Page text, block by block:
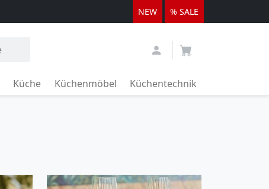
NEW % SALE
Küche Küchenmöbel Küchentechnik